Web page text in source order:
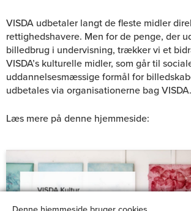
VISDA udbetaler langt de fleste midler
rettighedshavere. Men for de penge, der
billedbrug i undervisning, trækker vi et
VISDA’s kulturelle midler, som går til
uddannelsesmæssige formål for
udbetales via organisationerne bag VISDA.
Læs mere på denne hjemmeside: